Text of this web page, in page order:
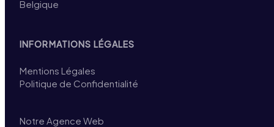
Belgique
INFORMATIONS LÉGALES
Mentions Légales
Politique de Confidentialité
Notre Agence Web